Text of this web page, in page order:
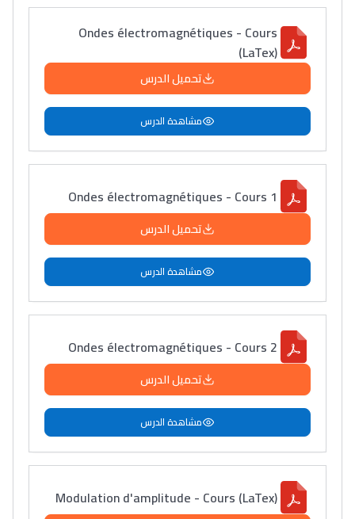
Ondes électromagnétiques - Cours
(LaTex)
تحميل الدرس
مشاهدة الدرس
Ondes électromagnétiques - Cours 1
تحميل الدرس
مشاهدة الدرس
Ondes électromagnétiques - Cours 2
تحميل الدرس
مشاهدة الدرس
Modulation d'amplitude - Cours (LaTex)